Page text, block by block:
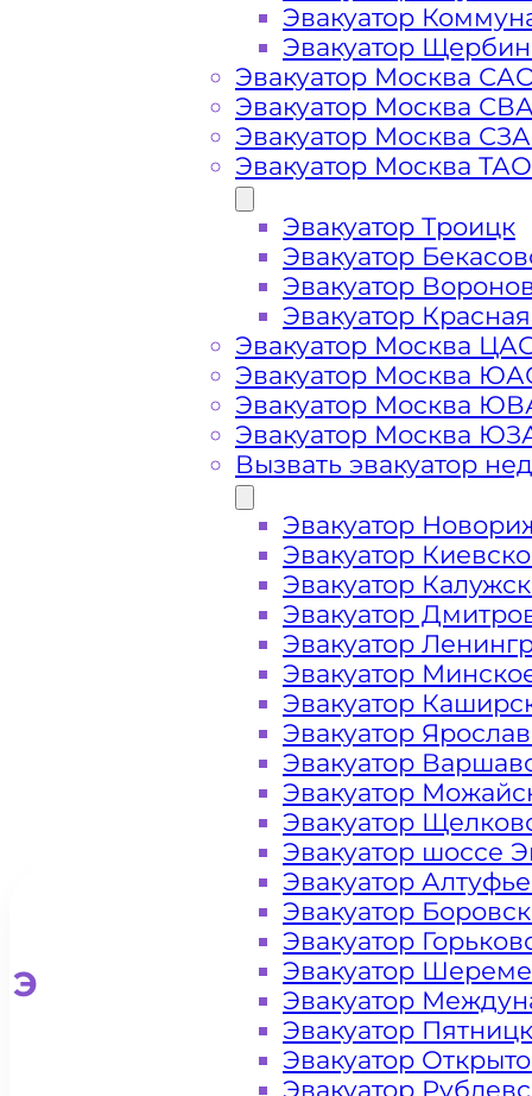
Стоимость
услуг
эвакуатора в
Гагаринском
районе
Москва
Эвакуатор для легковых
Эвакуатор
Эвакуатор
Эвакуатор Москва
Эвакуатор Москва
Эвакуатор Москва
Эвакуатор Москва ТАО
Эвакуатор Троицк
Эвакуатор
Эвакуатор
Эвакуатор
Эвакуатор Москва
Эвакуатор Москва
Эвакуатор Москва
Эвакуатор Москва
Вызвать эвакуатор
Эвакуатор
Эвакуатор
Эвакуатор
Эвакуатор
Эвакуатор
Эвакуатор
Эвакуатор
Эвакуатор
Эвакуатор
Эвакуатор
Эвакуатор
Эвакуатор шоссе
Эвакуатор
Эвакуатор
Эвакуатор
Эвакуатор
Эвакуатор
Эвакуатор
Эвакуатор
Эвакуатор